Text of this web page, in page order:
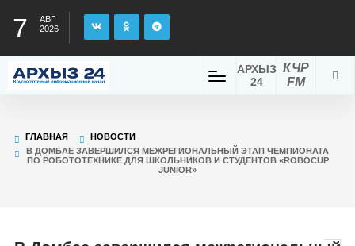
7
АВГ
2026
КЧР
FM
АРХЫЗ
24
ГЛАВНАЯ
НОВОСТИ
В ДОМБАЕ ЗАВЕРШИЛСЯ МЕЖРЕГИОНАЛЬНЫЙ ЭТАП ЧЕМПИОНАТА
ПО РОБОТОТЕХНИКЕ ДЛЯ ШКОЛЬНИКОВ И СТУДЕНТОВ «ROBOCUP
JUNIOR»